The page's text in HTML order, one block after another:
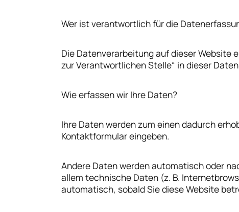
Wer ist verantwortlich für die
Die Datenverarbeitung auf dieser Website
zur Verantwortlichen Stelle“ in dieser
Wie erfassen wir Ihre Daten?
Ihre Daten werden zum einen dadurch
Kontaktformular eingeben.
Andere Daten werden automatisch oder
allem technische Daten (z. B.
automatisch, sobald Sie diese Website